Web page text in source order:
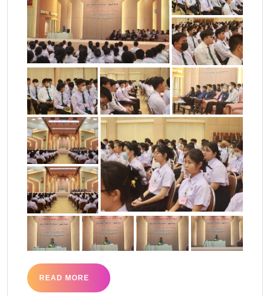
READ MORE